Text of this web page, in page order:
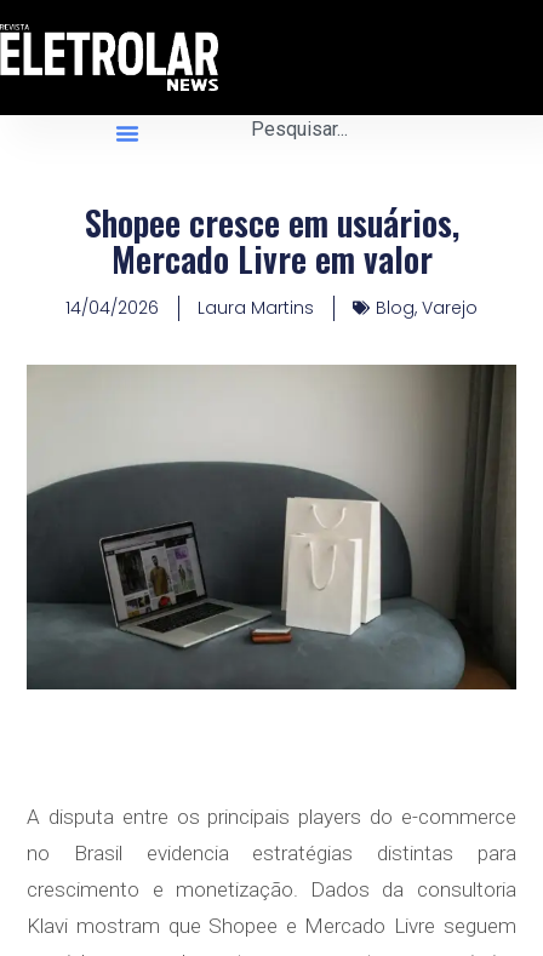
Shopee cresce em usuários,
Mercado Livre em valor
14/04/2026 Laura Martins Blog, Varejo
A disputa entre os principais players do e-commerce
no Brasil evidencia estratégias distintas para
crescimento e monetização. Dados da consultoria
Klavi mostram que Shopee e Mercado Livre seguem